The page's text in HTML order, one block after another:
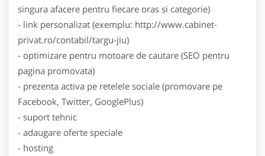
singura afacere pentru fiecare oras si categorie)
- link personalizat (exemplu: http://www.cabinet-
privat.ro/contabil/targu-jiu)
- optimizare pentru motoare de cautare (SEO pentru
pagina promovata)
- prezenta activa pe retelele sociale (promovare pe
Facebook, Twitter, GooglePlus)
- suport tehnic
- adaugare oferte speciale
- hosting